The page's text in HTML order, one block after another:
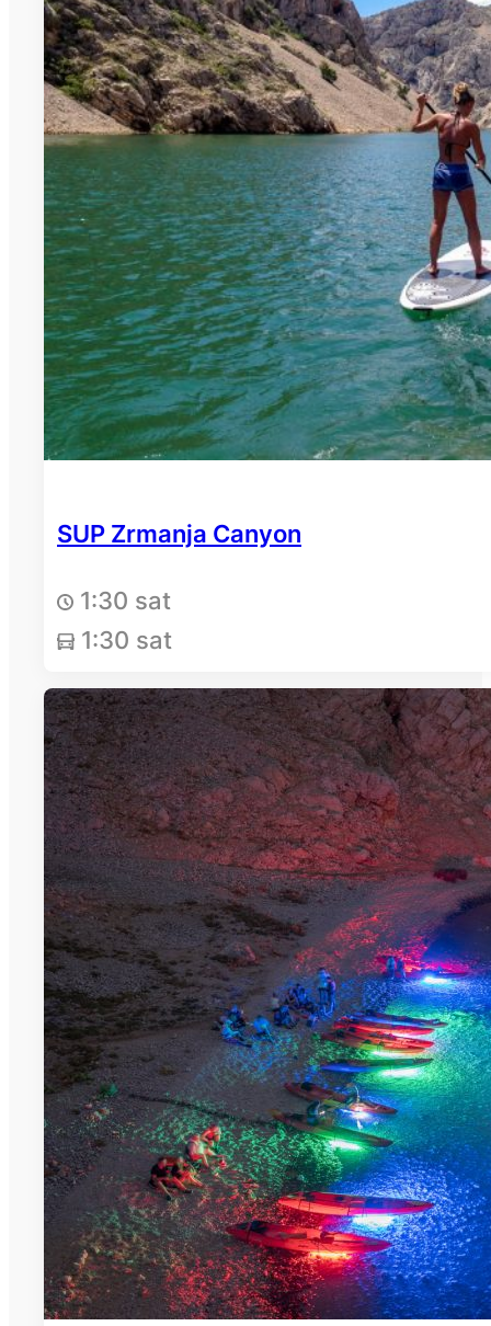
SUP Zrmanja Canyon
1:30 sat
1:30 sat